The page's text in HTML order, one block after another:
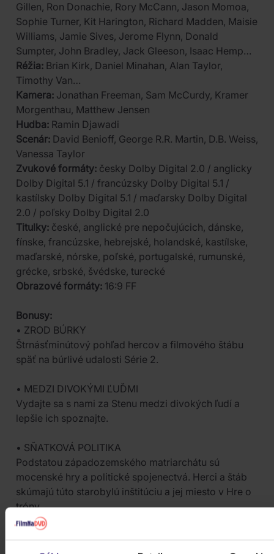
Gillen, Ron Donachie, Rory McCann, Jason Momoa,
Sophie Turner, Kit Harington, Richard Madden, Maisie
Williams, Jamie Sives, Jerome Flynn, Donald
Sumpter, John Bradley, Jack Gleeson, Isaac Hemp…
Réžia: Brian Kirk, Daniel Minahan, Alan Taylor,
Timothy Van…
Kamera: Jonathan Freeman, Sam McCurdy, Kramer
Morgenthau, Matthew Jensen
Hudba: Ramin Djawadi
Scenár: David Benioff, George R.R. Martin, D.B. Weiss,
Vanessa Taylor
Zvukové formáty: česky Dolby Digital 2.0 / anglicky
Dolby Digital 5.1 / francúzsky Dolby Digital 5.1 /
kastílsky Dolby Digital 5.1 / maďarsky Dolby Digital
2.0 / poľsky Dolby Digital 2.0
Titulky: české, anglické pre nepočujúcich, dánske,
fínske, francúzske, hebrejské, holandské, kastílske,
maďarské, nórske, poľské, portugalské, rumunské,
grécke, srbské, švédske, turecké
Obrazové formáty: 16:9 FF
Bonusy:
• ZROD BÚRKY
Štrnásťminútový pohľad hercov a filmového štábu
späť na búrlivé udalosti Série 2.
• MEDZI DIVOKÝMI ĽUĎMI
Vydajte sa s nami za Stenu medzi divokých ľudí a
lepšie ich spoznajte.
• SŇATKOVÁ POLITIKA
Podstatou západozemského matriarchátu sú
mocenské hry a politické spojenectvá. Herci a štáb
skúmajú túto starobylú inštitúciu a jej miesto v Hre o
tróny.
Dvanásť audio komentárov v podaní hercov a členov